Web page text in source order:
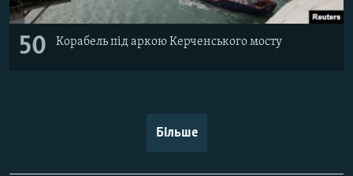
50 Корабель під аркою Керченського мосту
Більше